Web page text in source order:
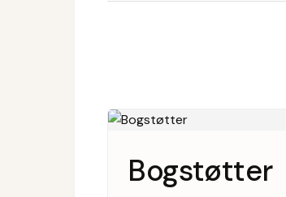
Bogstøtter